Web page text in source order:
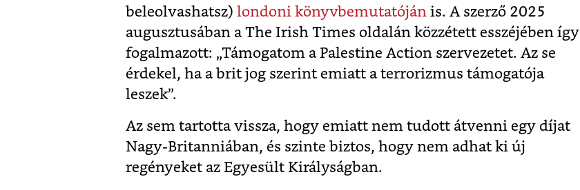
beleolvashatsz) londoni könyvbemutatóján is. A szerző 2025
augusztusában a The Irish Times oldalán közzétett esszéjében így
fogalmazott: „Támogatom a Palestine Action szervezetet. Az se
érdekel, ha a brit jog szerint emiatt a terrorizmus támogatója
leszek”.
Az sem tartotta vissza, hogy emiatt nem tudott átvenni egy díjat
Nagy-Britanniában, és szinte biztos, hogy nem adhat ki új
regényeket az Egyesült Királyságban.